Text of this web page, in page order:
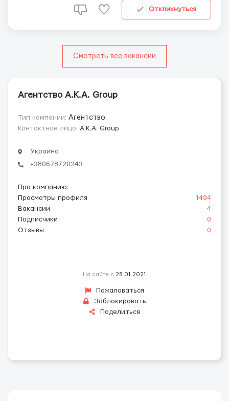
Откликнуться
Смотреть все вакансии
Агентство А.К.А. Group
Тип компании: Агентство
Контактное лицо: А.К.А. Group
Украина
+380678720243
Про компанию:
Просмотры профиля
1494
Вакансии
4
Подписчики
0
Отзывы
0
На сайте с 28.01.2021
Пожаловаться
Заблокировать
Поделиться